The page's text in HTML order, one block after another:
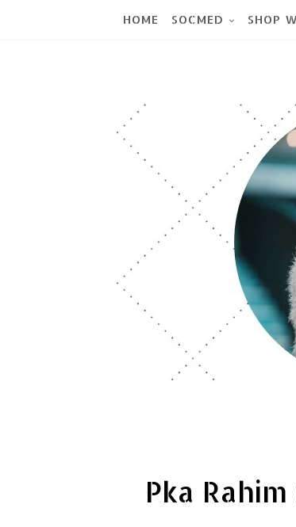
HOME SOCMED SHOP
Pka